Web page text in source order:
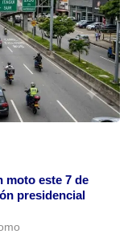
moto este 7 de
presidencial